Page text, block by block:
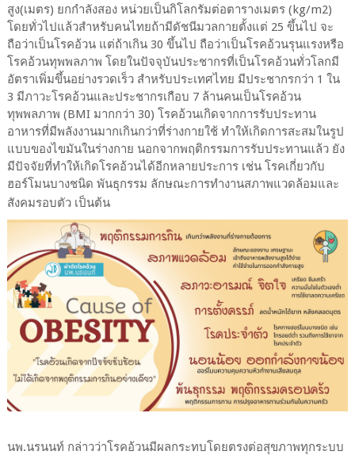
สูง(เมตร) ยกกำลังสอง หน่วยเป็นกิโลกรัมต่อตารางเมตร (kg/m2)
โดยทั่วไปแล้วสำหรับคนไทยถ้ามีดัชนีมวลกายตั้งแต่ 25 ขึ้นไป จะ
ถือว่าเป็นโรคอ้วน แต่ถ้าเกิน 30 ขึ้นไป ถือว่าเป็นโรคอ้วนรุนแรงหรือ
โรคอ้วนทุพพลภาพ โดยในปัจจุบันประชากรที่เป็นโรคอ้วนทั่วโลกมี
อัตราเพิ่มขึ้นอย่างรวดเร็ว สำหรับประเทศไทย มีประชากรกว่า 1 ใน
3 มีภาวะโรคอ้วนและประชากรเกือบ 7 ล้านคนเป็นโรคอ้วน
ทุพพลภาพ (BMI มากกว่า 30) โรคอ้วนเกิดจากการรับประทาน
อาหารที่มีพลังงานมากเกินกว่าที่ร่างกายใช้ ทำให้เกิดการสะสมในรูป
แบบของไขมันในร่างกาย นอกจากพฤติกรรมการรับประทานแล้ว ยัง
มีปัจจัยที่ทำให้เกิดโรคอ้วนได้อีกหลายประการ เช่น โรคเกี่ยวกับ
ฮอร์โมนบางชนิด พันธุกรรม ลักษณะการทำงานสภาพแวดล้อมและ
สังคมรอบตัว เป็นต้น
นพ.นรนนท์ กล่าวว่าโรคอ้วนมีผลกระทบโดยตรงต่อสุขภาพทุกระบบ